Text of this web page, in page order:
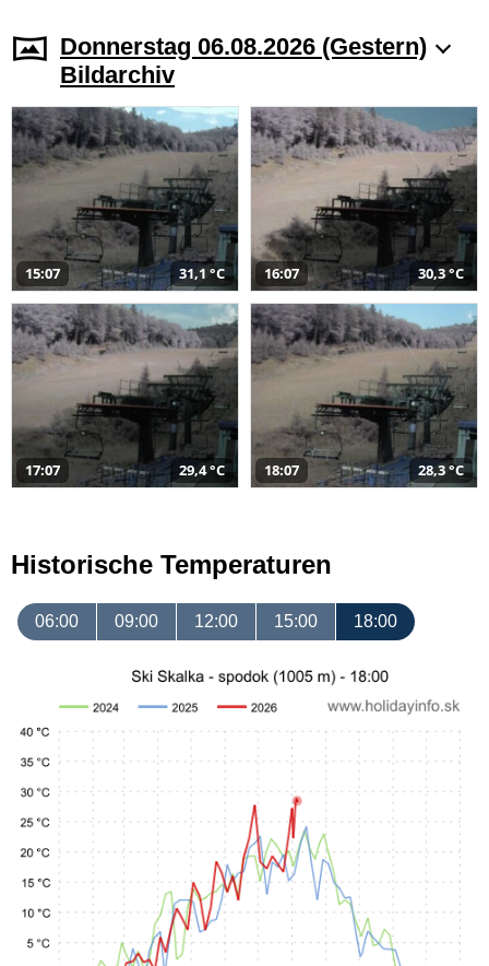
Donnerstag 06.08.2026 (Gestern)
Bildarchiv
15:07 31,1 °C 16:07 30,3 °C
17:07 29,4 °C 18:07 28,3 °C
Historische Temperaturen
06:00 09:00 12:00 15:00 18:00